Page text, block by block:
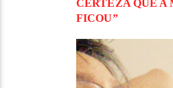
CERTEZA QUE A
FICOU”